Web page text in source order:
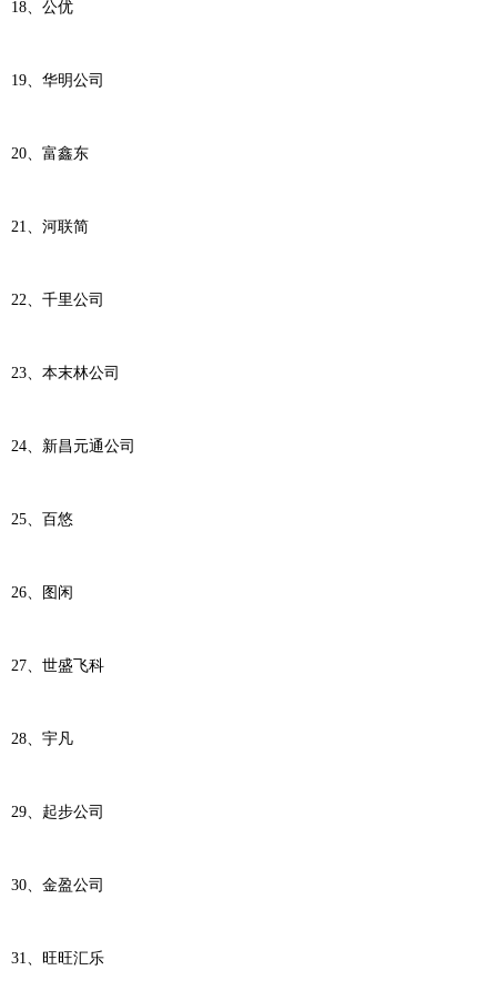
18、公优
19、华明公司
20、富鑫东
21、河联简
22、千里公司
23、本末林公司
24、新昌元通公司
25、百悠
26、图闲
27、世盛飞科
28、宇凡
29、起步公司
30、金盈公司
31、旺旺汇乐